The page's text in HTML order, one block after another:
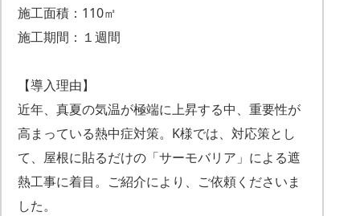
施工面積：110㎡
施工期間：１週間
【導入理由】
近年、真夏の気温が極端に上昇する中、重要性が
高まっている熱中症対策。K様では、対応策とし
て、屋根に貼るだけの「サーモバリア」による遮
熱工事に着目。ご紹介により、ご依頼くださいま
した。